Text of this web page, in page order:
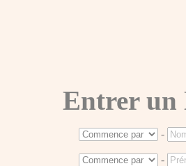
Entrer un
-
-